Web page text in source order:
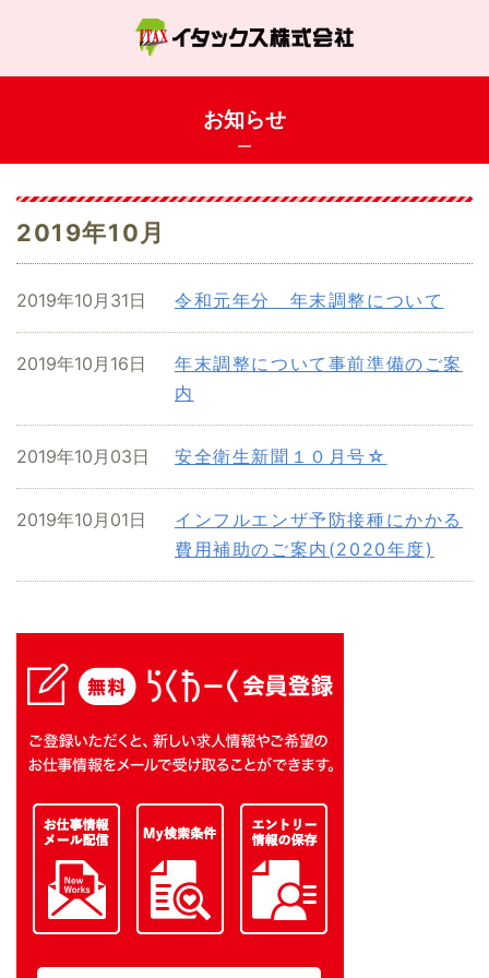
お知らせ
2019年10月
令和元年分 年末調整について
2019年10月31日
年末調整について事前準備のご案
内
2019年10月16日
安全衛生新聞１０月号☆
2019年10月03日
インフルエンザ予防接種にかかる
費用補助のご案内(2020年度)
2019年10月01日